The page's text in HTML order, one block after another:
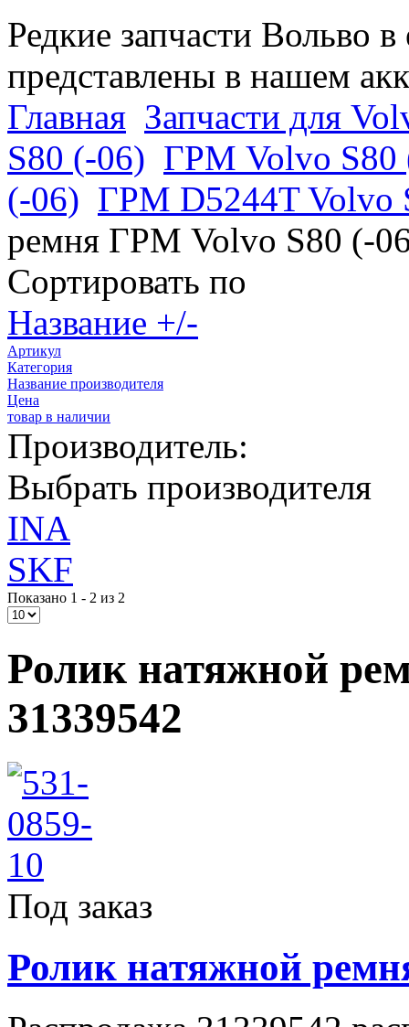
Редкие запчасти Вольво
представлены в нашем
Главная Запчасти для
S80 (-06) ГРМ Volvo S80
(-06) ГРМ D5244T Volvo
ремня ГРМ Volvo S80 (-
Сортировать по
Название +/-
Артикул
Категория
Название производителя
Цена
товар в наличии
Производитель:
Выбрать производителя
INA
SKF
Показано 1 - 2 из 2
Ролик натяжной
31339542
Под заказ
Ролик натяжной